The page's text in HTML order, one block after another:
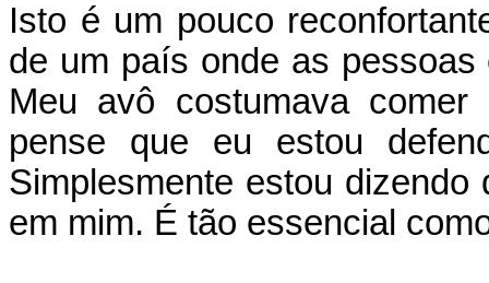
Isto é um pouco
de um país onde as
Meu avô costumava
pense que eu estou
Simplesmente estou
em mim. É tão essencial